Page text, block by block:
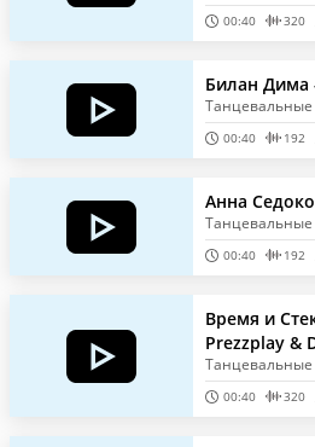
00:40 320
Билан Дима
Танцевальные
00:40 192
Анна
Танцевальные
00:40 192
Время и
Prezzplay &
Танцевальные
00:40 320